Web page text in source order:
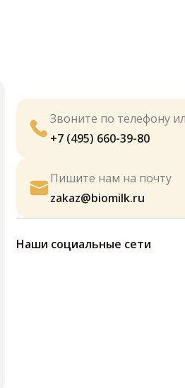
Звоните по телефону
+7 (495) 660-39-80
Пишите нам на почту
zakaz@biomilk.ru
Наши социальные сети